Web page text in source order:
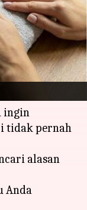
yang tidak
secara
ingin
tidak pernah
alasan
Anda